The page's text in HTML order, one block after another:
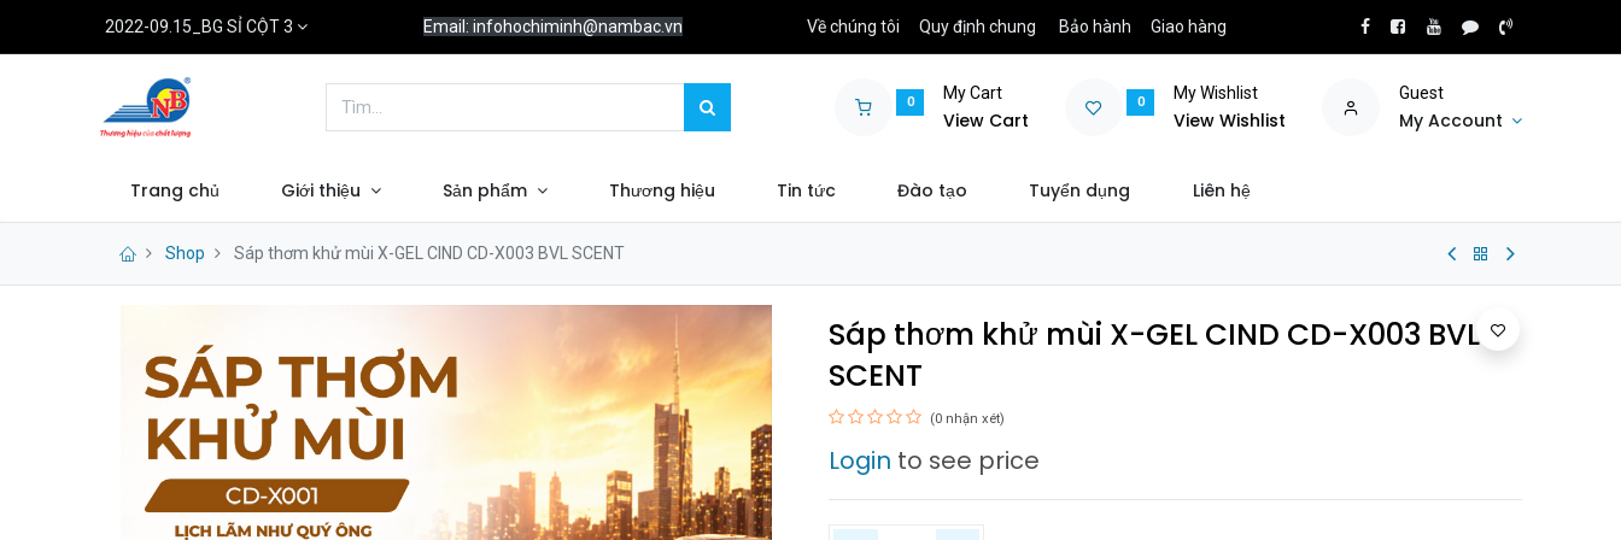
2022-09.15_BG SỈ CỘT 3 Email: infohochiminh@nambac.vn Về chúng tôi Quy định chung Bảo hành Giao hàng
0 My Cart
View Cart
0 My Wishlist
View Wishlist
Guest
My Account
Trang chủ Giới thiệu Sản phẩm Thương hiệu Tin tức Đào tạo Tuyển dụng Liên hệ
Shop Sáp thơm khử mùi X-GEL CIND CD-X003 BVL SCENT
Sáp thơm khử mùi X-GEL CIND CD-X003 BVL
SCENT
(0 nhận xét)
Login to see price